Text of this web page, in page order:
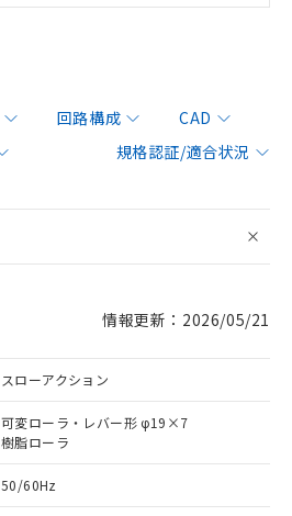
回路構成
CAD
規格認証/適合状況
情報更新：2026/05/21
スローアクション
可変ローラ・レバー形 φ19×7
樹脂ローラ
50/60Hz